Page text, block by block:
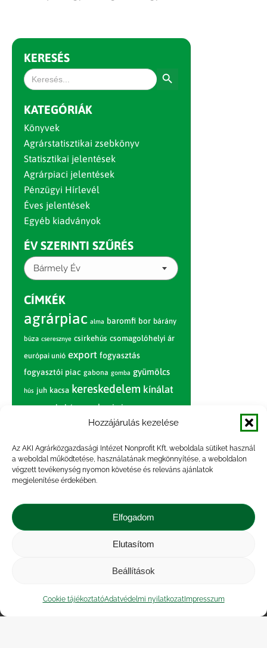
Hozzájárulás kezelése
Az AKI Agrárközgazdasági Intézet Nonprofit Kft. weboldala sütiket használ
a weboldal működtetése, használatának megkönnyítése, a weboldalon
végzett tevékenység nyomon követése és releváns ajánlatok
megjelenítése érdekében.
Elfogadom
Elutasítom
Beállítások
Cookie tájékoztatóAdatvédelmi nyilatkozatImpresszum
KERESÉS
Search
for:
KATEGÓRIÁK
Könyvek
Agrárstatisztikai zsebkönyv
Statisztikai jelentések
Agrárpiaci jelentések
Pénzügyi Hírlevél
Éves jelentések
Egyéb kiadványok
ÉV SZERINTI SZŰRÉS
Bármely Év
CÍMKÉK
agrárpiac alma baromfi bor bárány
búza cseresznye csirkehús csomagolóhelyi ár
európai unió export fogyasztás
fogyasztói piac gabona gomba gyümölcs
hús juh kacsa kereskedelem kínálat
körte marhahús nagybani piac narancs
nemzetközi árinformációk
paradicsom piac piaci jelentés
pulyka pulykahús sertés sertéshús
szarvasmarha termelés
termelői
zöldség árak
átlagárértékesítési ár
Közérdekű adatok
| Adatvédelmi nyilatkozat
|